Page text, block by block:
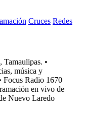
Cruces Redes
•
música y
Focus Radio 1670
en vivo de
Nuevo Laredo